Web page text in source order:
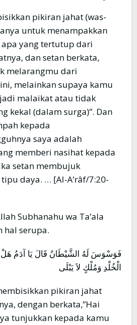
pikiran jahat (was-
untuk menampakkan
yang tertutup dari
dan setan berkata,
melarangmu dari
melainkan supaya kamu
malaikat atau tidak
kekal (dalam surga)”. Dan
kepada
saya adalah
memberi nasihat kepada
setan membujuk
daya. … [Al-A’râf/7:20-
Subhanahu wa Ta’ala
hal serupa.
فَوَسْوَسَ لَهُ الشَّيْطَانُ قَالَ يَا آدَمُ
الْخُلْدِ وَمُلْكٍ لاَ يَبْلَى
pikiran jahat
dengan berkata,”Hai
tunjukkan kepada kamu